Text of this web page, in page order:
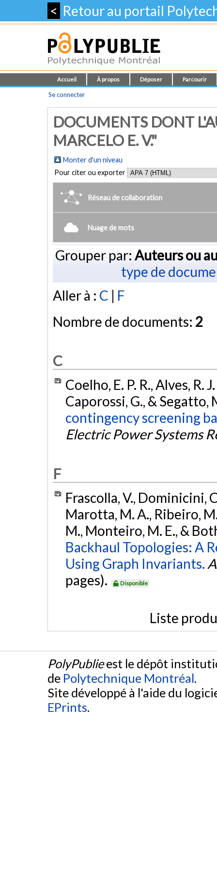
< Retour au portail
Accueil À propos Déposer Parcourir
Se connecter
DOCUMENTS DONT
MARCELO E. V."
Monter d'un niveau
Pour citer ou exporter
Réseau de collaboration
Nuage de mots
Grouper par: Auteurs ou
type de
Aller à : C | F
Nombre de documents: 2
C
Coelho, E. P. R., Alves, R.
Caporossi, G., & Segatto,
contingency screening
Electric Power Systems
F
Frascolla, V., Dominicini,
Marotta, M. A., Ribeiro,
M., Monteiro, M. E., &
Backhaul Topologies: A
Using Graph Invariants.
pages).
Disponible
Liste
PolyPublieest le dépôt
de Polytechnique Montréal.
Site développé à l'aide du
EPrints.